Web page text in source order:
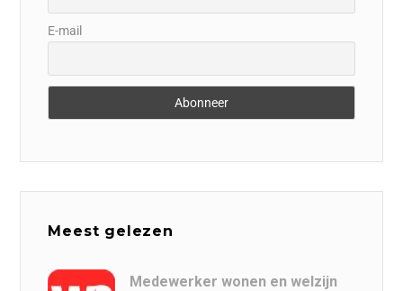
E-mail
Meest gelezen
Medewerker wonen en welzijn